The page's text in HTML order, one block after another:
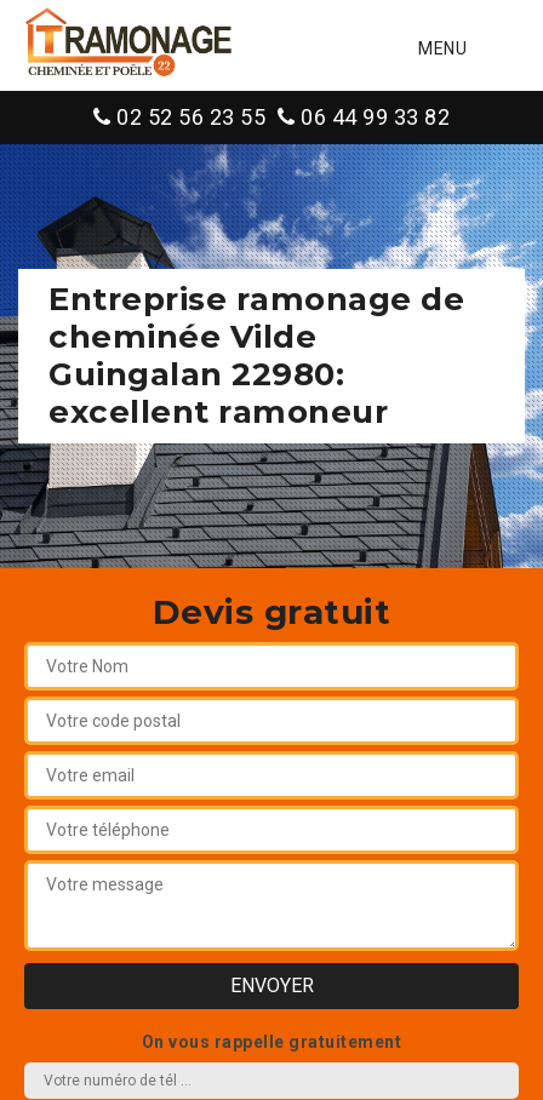
MENU
02 52 56 23 55 06 44 99 33 82
Entreprise ramonage de
cheminée Vilde
Guingalan 22980:
excellent ramoneur
Devis gratuit
On vous rappelle gratuitement